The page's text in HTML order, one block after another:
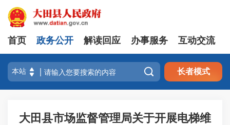
首页 政务公开 解读回应 办事服务 互动交流
 长者模式
大田县市场监督管理局关于开展电梯维